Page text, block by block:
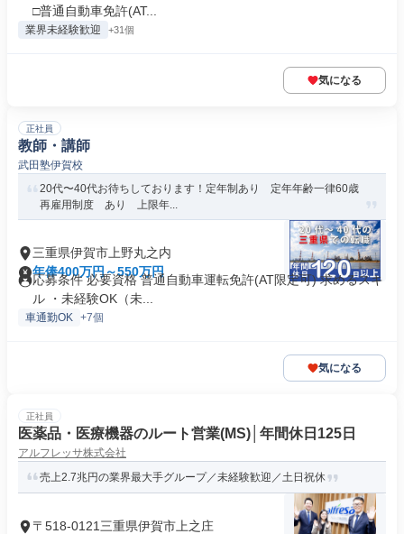
□普通自動車免許(AT...
業界未経験歓迎 +31個
気になる
正社員
教師・講師
武田塾伊賀校
20代〜40代お待ちしております！定年制あり 定年年齢一律60歳
再雇用制度 あり 上限年...
三重県伊賀市上野丸之内
年俸400万円～550万円
応募条件 必要資格 普通自動車運転免許(AT限定可) 求めるスキ
ル ・未経験OK（未...
車通勤OK +7個
気になる
正社員
医薬品・医療機器のルート営業(MS)│年間休日125日
アルフレッサ株式会社
売上2.7兆円の業界最大手グループ／未経験歓迎／土日祝休
〒518-0121三重県伊賀市上之庄